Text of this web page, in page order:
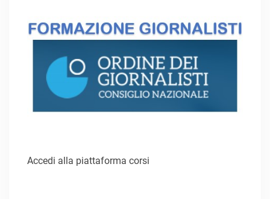
Accedi alla piattaforma corsi